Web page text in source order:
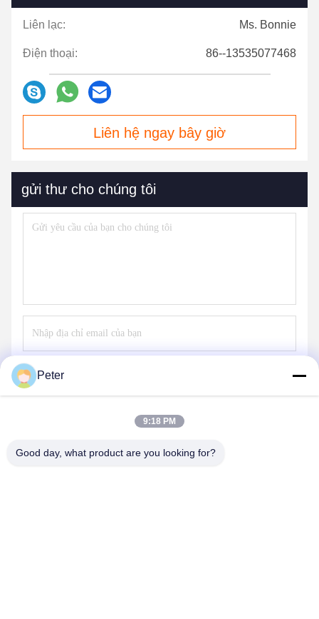
Liên lạc: Ms. Bonnie
Điện thoại: 86--13535077468
Liên hệ ngay bây giờ
gửi thư cho chúng tôi
Peter
9:18 PM
Good day, what product are you looking for?